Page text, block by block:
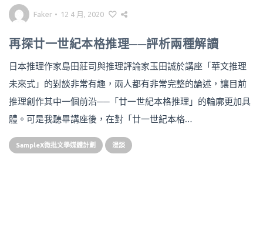
Faker • 12 4 月, 2020
再探廿一世紀本格推理──評析兩種解讀
日本推理作家島田莊司與推理評論家玉田誠於講座「華文推理
未來式」的對談非常有趣，兩人都有非常完整的論述，讓目前
推理創作其中一個前沿──「廿一世紀本格推理」的輪廓更加具
體。可是我聽畢講座後，在對「廿一世紀本格…
SampleX微批文學媒體計劃 漫談